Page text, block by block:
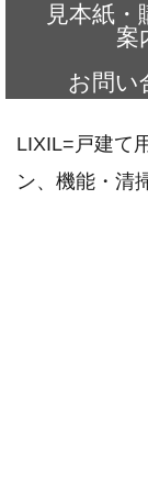
見本紙・
案
お問い
LIXIL=戸建て
ン、機能・清